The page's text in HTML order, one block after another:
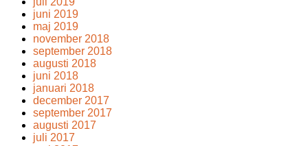
juni 2019
maj 2019
november 2018
september 2018
augusti 2018
juni 2018
januari 2018
december 2017
september 2017
augusti 2017
juli 2017